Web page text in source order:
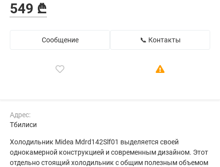
549 ₾
Сообщение 📞 Контакты
Адрес:
Тбилиси
Холодильник Midea Mdrd142Slf01 выделяется своей
однокамерной конструкцией и современным дизайном. Этот
отдельно стоящий холодильник с общим полезным объемом